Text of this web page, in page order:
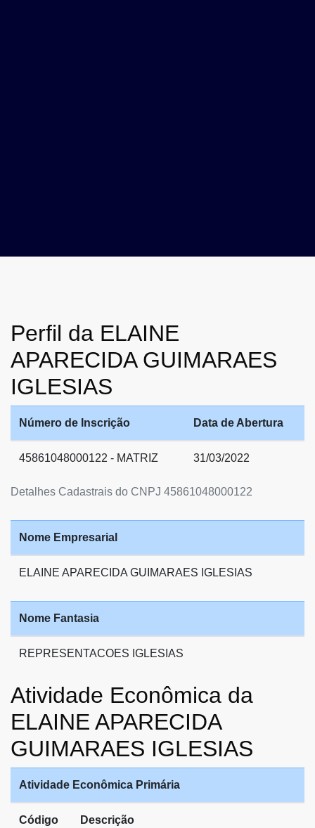
Perfil da ELAINE
APARECIDA GUIMARAES
IGLESIAS
Detalhes Cadastrais do CNPJ 45861048000122
Número de Inscrição Data de Abertura
45861048000122 - MATRIZ 31/03/2022
Nome Empresarial
ELAINE APARECIDA GUIMARAES IGLESIAS
Nome Fantasia
REPRESENTACOES IGLESIAS
Atividade Econômica da
ELAINE APARECIDA
GUIMARAES IGLESIAS
Atividade Econômica Primária
Código Descrição